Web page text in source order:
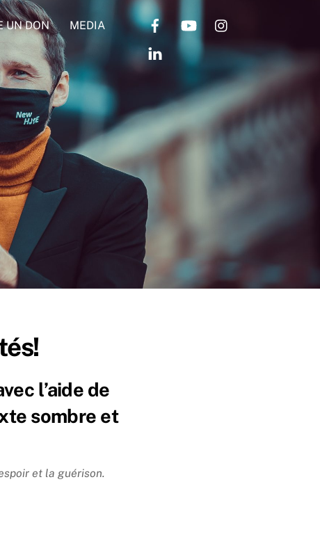
UN DON MEDIA
l’aide de
sombre et
et la guérison.